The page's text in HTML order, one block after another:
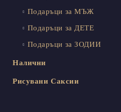
Подаръци за МЪЖ
Подаръци за ДЕТЕ
Подаръци за ЗОДИИ
Налични
Рисувани Саксии